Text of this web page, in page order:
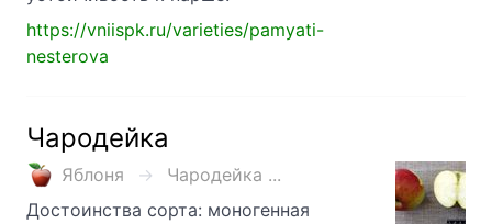
https://vniispk.ru/varieties/pamyati-
nesterova
Чародейка
Яблоня
Чародейка ...
Достоинства сорта: моногенная